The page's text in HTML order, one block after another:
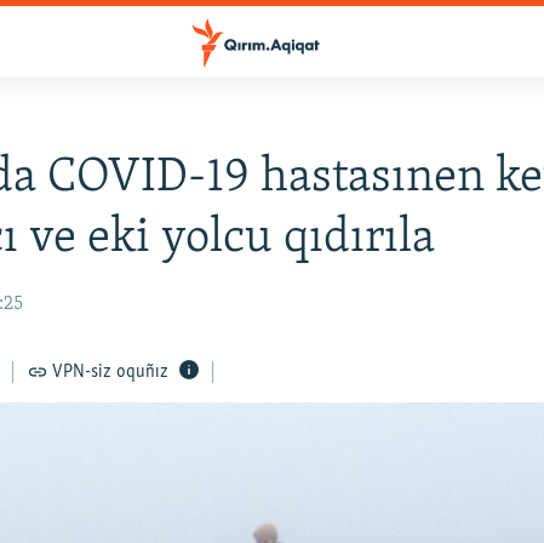
COVID-19 hastasınen
ve eki yolcu qıdırıla
VPN-siz oquñız